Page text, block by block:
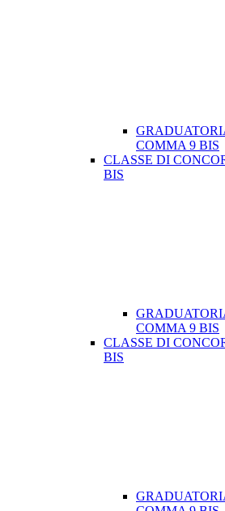
COMMA 9 BIS
CLASSE DI
BIS
COMMA 9 BIS
CLASSE DI
BIS